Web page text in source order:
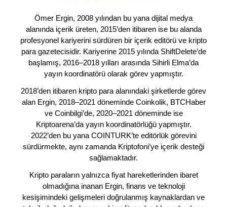
Ömer Ergin, 2008 yılından bu yana dijital medya
alanında içerik üreten, 2015’den itibaren ise bu alanda
profesyonel kariyerini sürdüren bir içerik editörü ve kripto
para gazetecisidir. Kariyerine 2015 yılında ShiftDelete’de
başlamış, 2016–2018 yılları arasında Sihirli Elma’da
yayın koordinatörü olarak görev yapmıştır.
2018’den itibaren kripto para alanındaki şirketlerde görev
alan Ergin, 2018–2021 döneminde Coinkolik, BTCHaber
ve Coinbilgi’de, 2020–2021 döneminde ise
Kriptoarena’da yayın koordinatörlüğü yapmıştır.
2022’den bu yana COINTURK’te editörlük görevini
sürdürmekte, aynı zamanda Kriptofoni’ye içerik desteği
sağlamaktadır.
Kripto paraların yalnızca fiyat hareketlerinden ibaret
olmadığına inanan Ergin, finans ve teknoloji
kesişimindeki gelişmeleri doğrulanmış kaynaklardan ve